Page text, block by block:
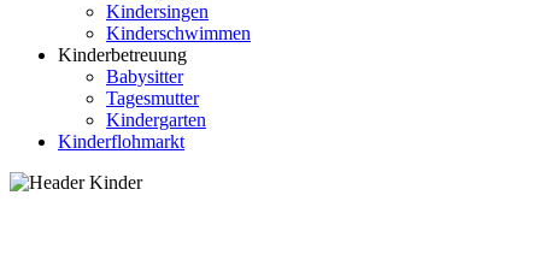
Kindersingen
Kinderschwimmen
Kinderbetreuung
Babysitter
Tagesmutter
Kindergarten
Kinderflohmarkt